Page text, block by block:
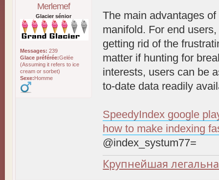
Merlemef
Glacier sénior
Messages: 239
Glace préférée:Gelée
(Assuming it refers to ice
cream or sorbet)
Sexe:Homme
The main advantages
manifold. For end
getting rid of the
matter if hunting for
interests, users can be
to-date data readily
SpeedyIndex google
how to make indexing
@index_systum77=
Крупнейшая